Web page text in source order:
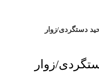
دستگردی/زوار
زوار